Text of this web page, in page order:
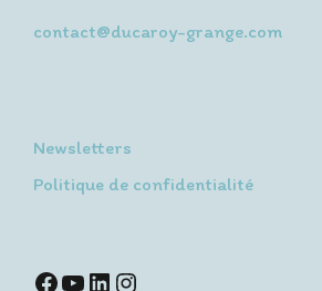
contact@ducaroy-grange.com
Newsletters
Politique de confidentialité
Facebook YouTube LinkedIn Instagram